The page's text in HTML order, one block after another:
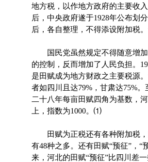
地方税，以作地方政府的主要收
后，中央政府遂于1928年公布划
后，各自整理，不得添设附加税
国民党虽然规定不得随意增加
的控制，反而增加了人民负担。
是田赋成为地方财政之主要税源
者如四川且达79%，甘肃达75%
二十八年每亩田赋四角为基数，
上，指数为1000。⑴
田赋为正税还有各种附加税，
有48种之多。还有田赋“预征”，
来，河北的田赋“预征”比四川差